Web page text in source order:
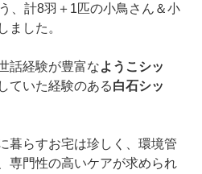
、計8羽＋1匹の小鳥さん＆小
ました。
話経験が豊富なようこシッ
ていた経験のある白石シッ
暮らすお宅は珍しく、環境管
専門性の高いケアが求められ